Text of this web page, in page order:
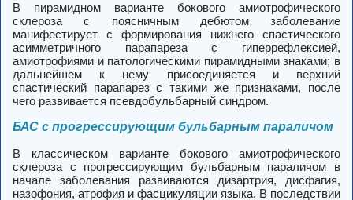
В пирамидном варианте бокового амиотрофического
склероза с поясничным дебютом заболевание
манифестирует с формирования нижнего спастического
асимметричного парапареза с гиперрефлексией,
амиотрофиями и патологическими пирамидными знаками; в
дальнейшем к нему присоединяется и верхний
спастический парапарез с такими же признаками, после
чего развивается псевдобульбарный синдром.
БАС с прогрессирующим бульбарным параличом
В классическом варианте бокового амиотрофического
склероза с прогрессирующим бульбарным параличом в
начале заболевания развиваются дизартрия, дисфагия,
назофония, атрофия и фасцикуляции языка. В последствии